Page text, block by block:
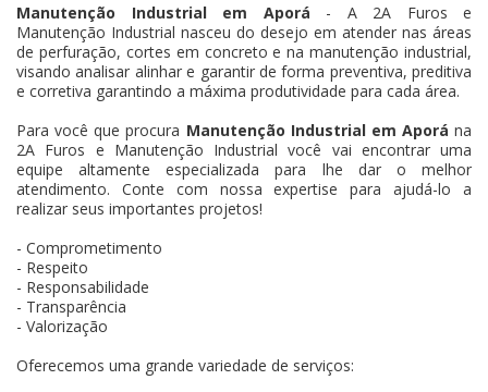
Manutenção Industrial em Aporá - A 2A Furos e
Manutenção Industrial nasceu do desejo em atender nas áreas
de perfuração, cortes em concreto e na manutenção industrial,
visando analisar alinhar e garantir de forma preventiva, preditiva
e corretiva garantindo a máxima produtividade para cada área.
Para você que procura Manutenção Industrial em Aporá na
2A Furos e Manutenção Industrial você vai encontrar uma
equipe altamente especializada para lhe dar o melhor
atendimento. Conte com nossa expertise para ajudá-lo a
realizar seus importantes projetos!
- Comprometimento
- Respeito
- Responsabilidade
- Transparência
- Valorização
Oferecemos uma grande variedade de serviços: